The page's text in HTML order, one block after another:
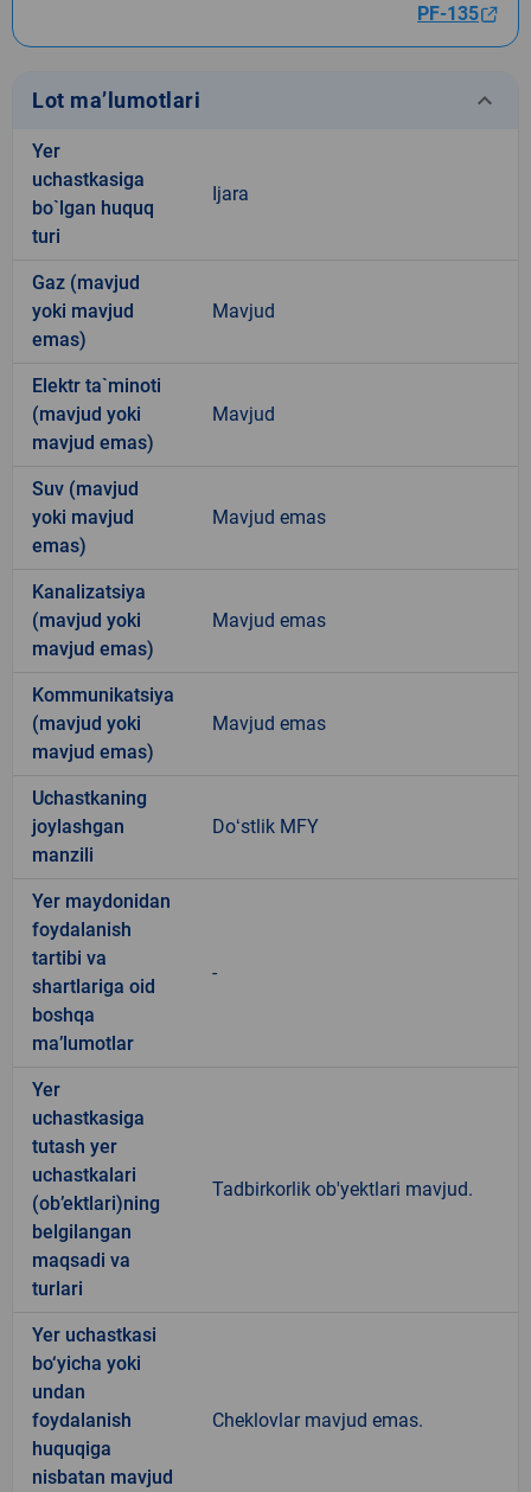
PF-135
Lot ma’lumotlari keyboard_arrow_down
Yer
uchastkasiga
bo`lgan huquq
turi
Ijara
Gaz (mavjud
yoki mavjud
emas)
Mavjud
Elektr ta`minoti
(mavjud yoki
mavjud emas)
Mavjud
Suv (mavjud
yoki mavjud
emas)
Mavjud emas
Kanalizatsiya
(mavjud yoki
mavjud emas)
Mavjud emas
Kommunikatsiya
(mavjud yoki
mavjud emas)
Mavjud emas
Uchastkaning
joylashgan
manzili
Doʻstlik MFY
Yer maydonidan
foydalanish
tartibi va
shartlariga oid
boshqa
ma’lumotlar
-
Yer
uchastkasiga
tutash yer
uchastkalari
(ob’ektlari)ning
belgilangan
maqsadi va
turlari
Tadbirkorlik ob'yektlari mavjud.
Yer uchastkasi
bo‘yicha yoki
undan
foydalanish
huquqiga
nisbatan mavjud
Cheklovlar mavjud emas.